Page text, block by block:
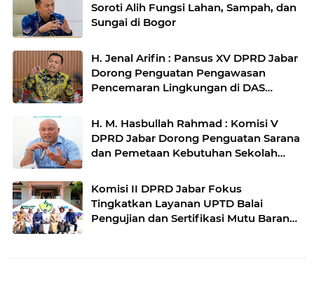
Soroti Alih Fungsi Lahan, Sampah, dan
Sungai di Bogor
H. Jenal Arifin : Pansus XV DPRD Jabar
Dorong Penguatan Pengawasan
Pencemaran Lingkungan di DAS
H. M. Hasbullah Rahmad : Komisi V
DPRD Jabar Dorong Penguatan Sarana
dan Pemetaan Kebutuhan Sekolah
Komisi II DPRD Jabar Fokus
Tingkatkan Layanan UPTD Balai
Pengujian dan Sertifikasi Mutu Barang